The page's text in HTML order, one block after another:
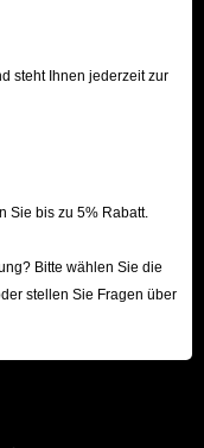
steht Ihnen jederzeit zur
Sie bis zu 5% Rabatt.
Bitte wählen Sie die
stellen Sie Fragen über